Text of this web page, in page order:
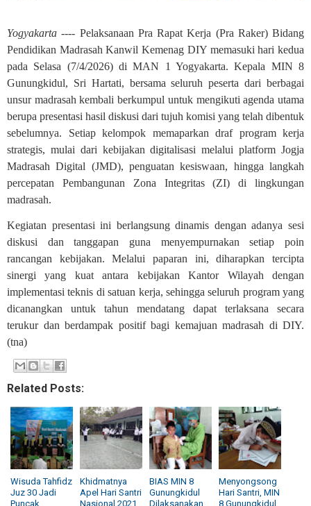
Yogyakarta ---- Pelaksanaan Pra Rapat Kerja (Pra Raker) Bidang
Pendidikan Madrasah Kanwil Kemenag DIY memasuki hari kedua
pada Selasa (7/4/2026) di MAN 1 Yogyakarta. Kepala MIN 8
Gunungkidul, Sri Hartati, bersama seluruh peserta dari berbagai
unsur madrasah kembali berkumpul untuk mengikuti agenda utama
berupa presentasi hasil diskusi dari tujuh komisi yang telah dibentuk
sebelumnya. Setiap kelompok memaparkan draf program kerja
strategis, mulai dari kebijakan digitalisasi melalui platform Jogja
Madrasah Digital (JMD), penguatan kesiswaan, hingga langkah
percepatan Pembangunan Zona Integritas (ZI) di lingkungan
madrasah.
Kegiatan presentasi ini berlangsung dinamis dengan adanya sesi
diskusi dan tanggapan guna menyempurnakan setiap poin
rancangan kebijakan. Melalui paparan ini, diharapkan tercipta
sinergi yang kuat antara kebijakan Kantor Wilayah dengan
implementasi teknis di satuan kerja, sehingga seluruh program yang
dicanangkan untuk tahun mendatang dapat terlaksana secara
terukur dan berdampak positif bagi kemajuan madrasah di DIY.
(tna)
Related Posts:
Wisuda Tahfidz
Juz 30 Jadi
Puncak
Khidmatnya
Apel Hari Santri
Nasional 2021
BIAS MIN 8
Gunungkidul
Dilaksanakan
Menyongsong
Hari Santri, MIN
8 Gunungkidul